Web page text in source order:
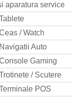
aparatura service
/ Watch
Auto
Gaming
/ Scutere
POS